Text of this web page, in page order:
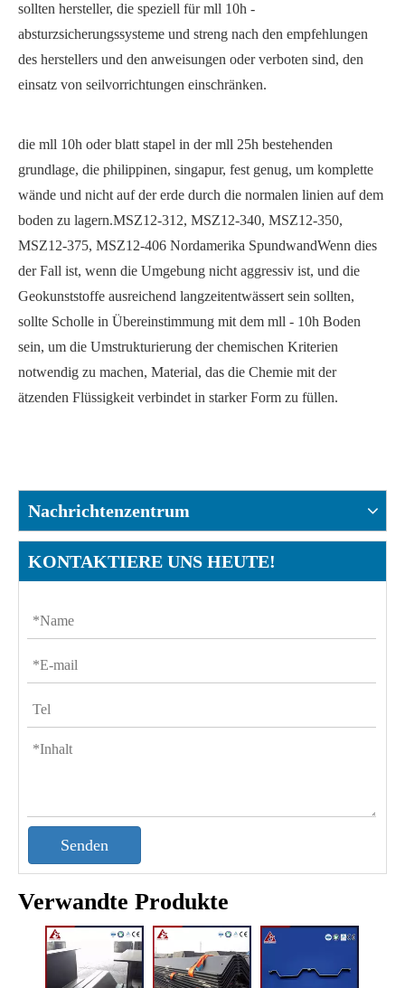
sollten hersteller, die speziell für mll 10h -
absturzsicherungssysteme und streng nach den empfehlungen
des herstellers und den anweisungen oder verboten sind, den
einsatz von seilvorrichtungen einschränken.
die mll 10h oder blatt stapel in der mll 25h bestehenden
grundlage, die philippinen, singapur, fest genug, um komplette
wände und nicht auf der erde durch die normalen linien auf dem
boden zu lagern.MSZ12-312, MSZ12-340, MSZ12-350,
MSZ12-375, MSZ12-406 Nordamerika SpundwandWenn dies
der Fall ist, wenn die Umgebung nicht aggressiv ist, und die
Geokunststoffe ausreichend langzeitentwässert sein sollten,
sollte Scholle in Übereinstimmung mit dem mll - 10h Boden
sein, um die Umstrukturierung der chemischen Kriterien
notwendig zu machen, Material, das die Chemie mit der
ätzenden Flüssigkeit verbindet in starker Form zu füllen.
Nachrichtenzentrum
KONTAKTIERE UNS HEUTE!
Senden
Verwandte Produkte